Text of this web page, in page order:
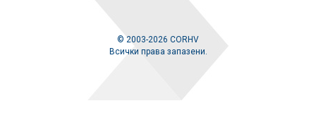
© 2003-2026 CORHV
Всички права запазени.